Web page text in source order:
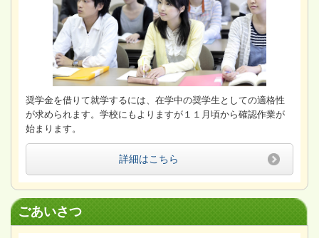
奨学金を借りて就学するには、在学中の奨学生としての適格性
が求められます。学校にもよりますが１１月頃から確認作業が
始まります。
詳細はこちら
ごあいさつ